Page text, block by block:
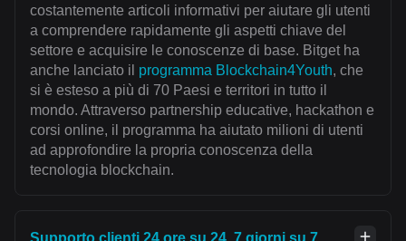
costantemente articoli informativi per aiutare gli utenti
a comprendere rapidamente gli aspetti chiave del
settore e acquisire le conoscenze di base. Bitget ha
anche lanciato il programma Blockchain4Youth, che
si è esteso a più di 70 Paesi e territori in tutto il
mondo. Attraverso partnership educative, hackathon e
corsi online, il programma ha aiutato milioni di utenti
ad approfondire la propria conoscenza della
tecnologia blockchain.
Supporto clienti 24 ore su 24, 7 giorni su 7